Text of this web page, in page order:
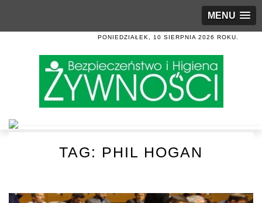
MENU
PONIEDZIAŁEK, 10 SIERPNIA 2026 ROKU.
TAG: PHIL HOGAN